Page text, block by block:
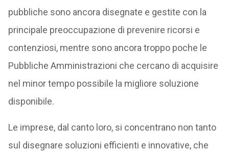
pubbliche sono ancora disegnate e gestite con la
principale preoccupazione di prevenire ricorsi e
contenziosi, mentre sono ancora troppo poche le
Pubbliche Amministrazioni che cercano di acquisire
nel minor tempo possibile la migliore soluzione
disponibile.
Le imprese, dal canto loro, si concentrano non tanto
sul disegnare soluzioni efficienti e innovative, che